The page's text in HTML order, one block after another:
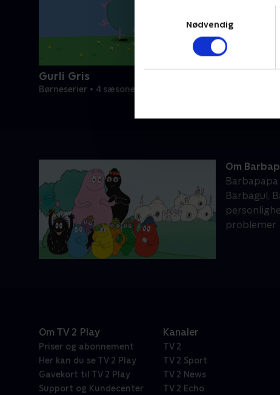
Nødvendig
Gurli Gris
Børneserier • 4 sæsoner
Om
Barbagul,
problemer
Om TV 2 Play
Priser og abonnement
Her kan du se TV 2 Play
Gavekort til TV 2 Play
Support og Kundecenter
Kanaler
TV 2
TV 2 Sport
TV 2 News
TV 2 Echo